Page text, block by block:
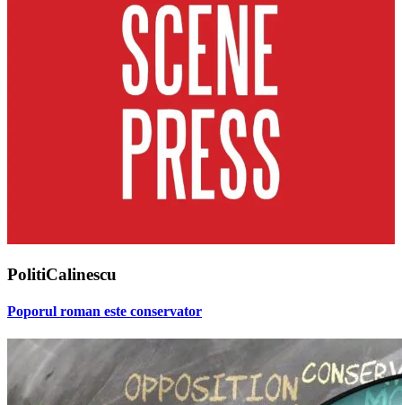
PolitiCalinescu
Poporul roman este conservator